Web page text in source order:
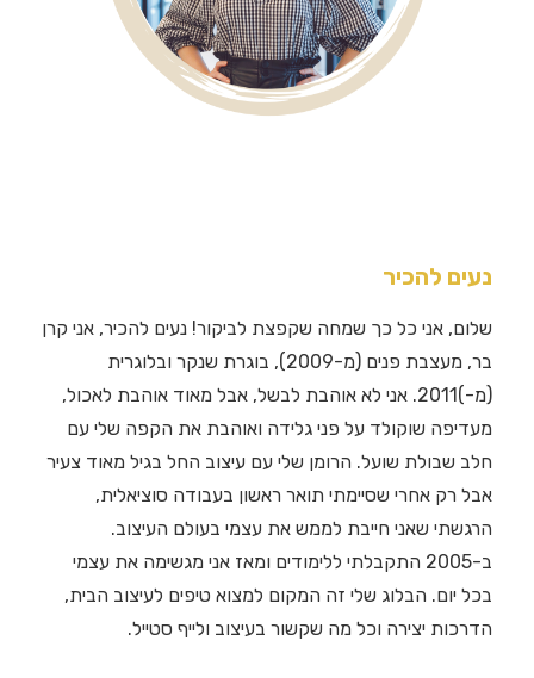
נעים להכיר
שלום, אני כל כך שמחה שקפצת לביקור! נעים להכיר, אני קרן
בר, מעצבת פנים (מ-2009), בוגרת שנקר ובלוגרית
(מ-)2011. אני לא אוהבת לבשל, אבל מאוד אוהבת לאכול,
מעדיפה שוקולד על פני גלידה ואוהבת את הקפה שלי עם
חלב שבולת שועל. הרומן שלי עם עיצוב החל בגיל מאוד צעיר
אבל רק אחרי שסיימתי תואר ראשון בעבודה סוציאלית,
הרגשתי שאני חייבת לממש את עצמי בעולם העיצוב.
ב-2005 התקבלתי ללימודים ומאז אני מגשימה את עצמי
בכל יום. הבלוג שלי זה המקום למצוא טיפים לעיצוב הבית,
הדרכות יצירה וכל מה שקשור בעיצוב ולייף סטייל.